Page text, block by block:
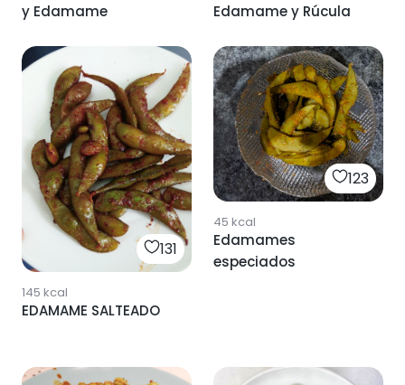
y Edamame
Edamame y Rúcula
131
145 kcal
EDAMAME SALTEADO
123
45 kcal
Edamames
especiados